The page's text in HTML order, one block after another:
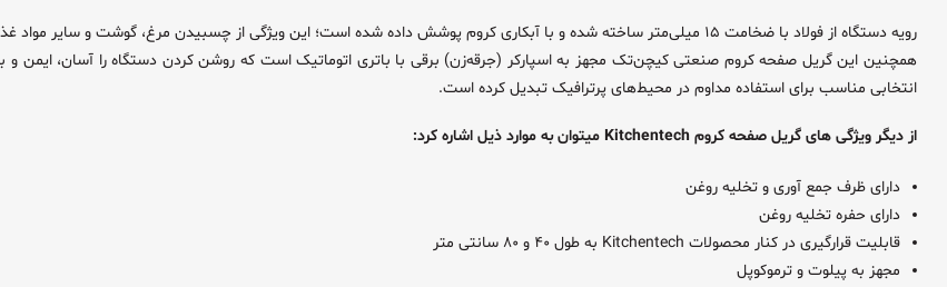
رویه دستگاه از فولاد با ضخامت ۱۵ میلی‌متر ساخته شده و با آبکاری کروم پوشش داده شده است؛ این ویژگی از چسبیدن مرغ، گوشت و سایر مواد غذایی به سطح جلوگیری کرده و پختی یکنواخت و باکیفیت را فراهم می‌سازد.
همچنین این گریل صفحه کروم صنعتی کیچن‌تک مجهز به اسپارکر (جرقه‌زن) برقی با باتری اتوماتیک است که روشن کردن دستگاه را آسان، ایمن و
انتخابی مناسب برای استفاده مداوم در محیط‌های پرترافیک تبدیل کرده است.
از دیگر ویژگی های گریل صفحه کروم Kitchentech میتوان به موارد ذیل اشاره کرد:
دارای ظرف جمع آوری و تخلیه روغن
دارای حفره تخلیه روغن
قابلیت قرارگیری در کنار محصولات Kitchentech به طول ۴۰ و ۸۰ سانتی متر
مجهز به پیلوت و ترموکوپل